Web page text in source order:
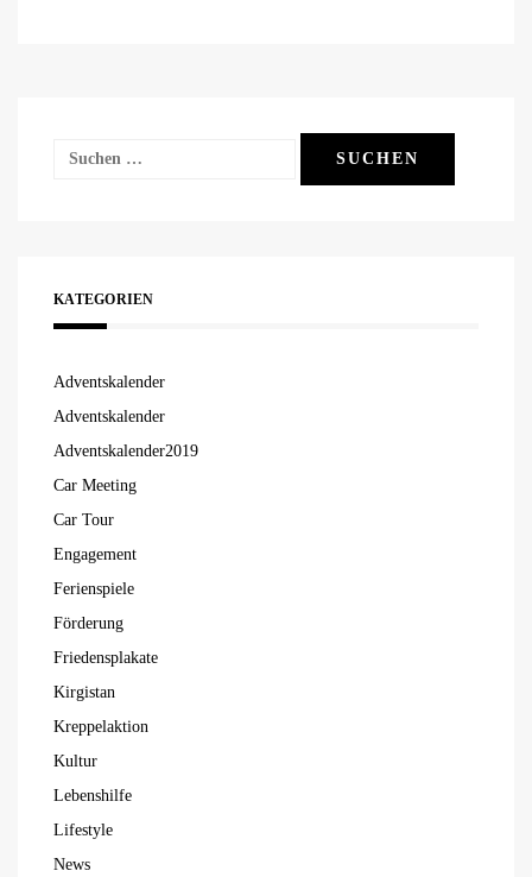
Suchen
KATEGORIEN
Adventskalender
Adventskalender
Adventskalender2019
Car Meeting
Car Tour
Engagement
Ferienspiele
Förderung
Friedensplakate
Kirgistan
Kreppelaktion
Kultur
Lebenshilfe
Lifestyle
News